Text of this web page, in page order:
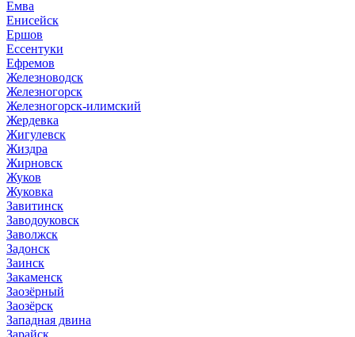
Емва
Енисейск
Ершов
Ессентуки
Ефремов
Железноводск
Железногорск
Железногорск-илимский
Жердевка
Жигулевск
Жиздра
Жирновск
Жуков
Жуковка
Завитинск
Заводоуковск
Заволжск
Задонск
Заинск
Закаменск
Заозёрный
Заозёрск
Западная двина
Зарайск